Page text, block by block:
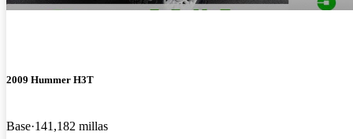
2009 Hummer H3T
Base 141,182 millas